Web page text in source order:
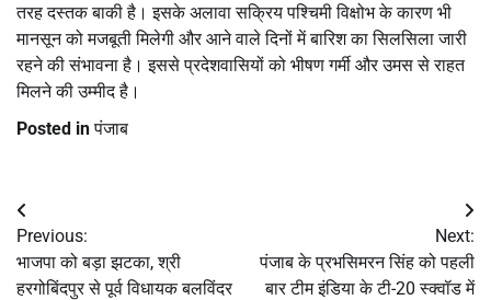
तरह दस्तक बाकी है। इसके अलावा सक्रिय पश्चिमी विक्षोभ के कारण भी
मानसून को मजबूती मिलेगी और आने वाले दिनों में बारिश का सिलसिला जारी
रहने की संभावना है। इससे प्रदेशवासियों को भीषण गर्मी और उमस से राहत
मिलने की उम्मीद है।
Posted inपंजाब
Post
navigation
Previous:
भाजपा को बड़ा झटका, श्री
हरगोबिंदपुर से पूर्व विधायक बलविंदर
Next:
पंजाब के प्रभसिमरन सिंह को पहली
बार टीम इंडिया के टी-20 स्क्वॉड में